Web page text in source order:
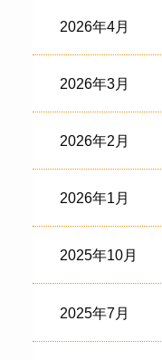
2026年4月
2026年3月
2026年2月
2026年1月
2025年10月
2025年7月